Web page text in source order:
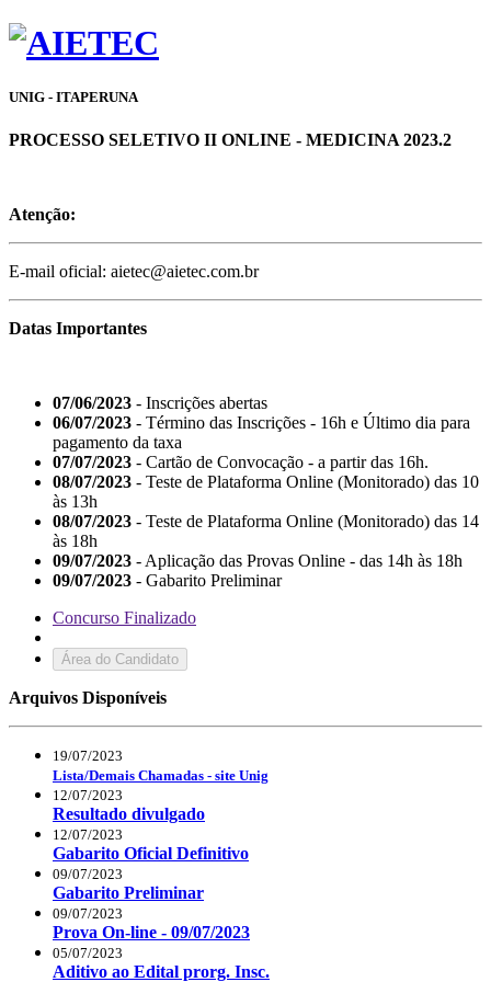
UNIG - ITAPERUNA
PROCESSO SELETIVO II ONLINE - MEDICINA 2023.2
Atenção:
E-mail oficial: aietec@aietec.com.br
Datas Importantes
07/06/2023 - Inscrições abertas
06/07/2023 - Término das Inscrições - 16h e Último dia para
pagamento da taxa
07/07/2023 - Cartão de Convocação - a partir das 16h.
08/07/2023 - Teste de Plataforma Online (Monitorado) das 10
às 13h
08/07/2023 - Teste de Plataforma Online (Monitorado) das 14
às 18h
09/07/2023 - Aplicação das Provas Online - das 14h às 18h
09/07/2023 - Gabarito Preliminar
Concurso Finalizado
Área do Candidato
Arquivos Disponíveis
19/07/2023
Lista/Demais Chamadas - site Unig
12/07/2023
Resultado divulgado
12/07/2023
Gabarito Oficial Definitivo
09/07/2023
Gabarito Preliminar
09/07/2023
Prova On-line - 09/07/2023
05/07/2023
Aditivo ao Edital prorg. Insc.